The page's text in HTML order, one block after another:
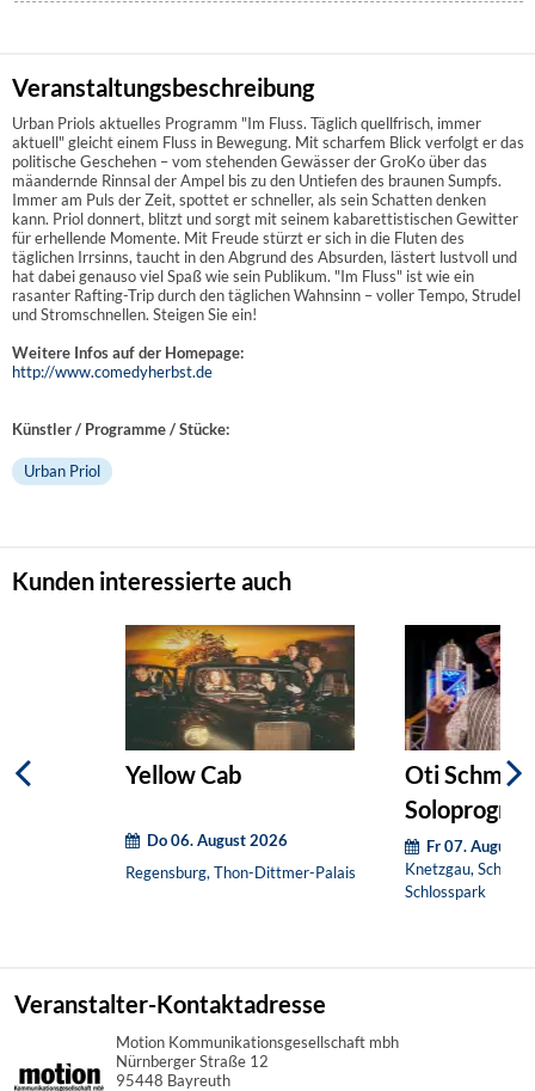
Veranstaltungsbeschreibung
Urban Priols aktuelles Programm "Im Fluss. Täglich quellfrisch, immer
aktuell" gleicht einem Fluss in Bewegung. Mit scharfem Blick verfolgt er das
politische Geschehen – vom stehenden Gewässer der GroKo über das
mäandernde Rinnsal der Ampel bis zu den Untiefen des braunen Sumpfs.
Immer am Puls der Zeit, spottet er schneller, als sein Schatten denken
kann. Priol donnert, blitzt und sorgt mit seinem kabarettistischen Gewitter
für erhellende Momente. Mit Freude stürzt er sich in die Fluten des
täglichen Irrsinns, taucht in den Abgrund des Absurden, lästert lustvoll und
hat dabei genauso viel Spaß wie sein Publikum. "Im Fluss" ist wie ein
rasanter Rafting-Trip durch den täglichen Wahnsinn – voller Tempo, Strudel
und Stromschnellen. Steigen Sie ein!
Weitere Infos auf der Homepage:
http://www.comedyherbst.de
Künstler / Programme / Stücke:
Urban Priol
Kunden interessierte auch
Yellow Cab
Do 06. August 2026
Regensburg, Thon-Dittmer-Palais
Oti
und ventil
Fr 07. August
Knetzgau,
Schlosspark
Veranstalter-Kontaktadresse
Motion Kommunikationsgesellschaft mbh
Nürnberger Straße 12
95448 Bayreuth